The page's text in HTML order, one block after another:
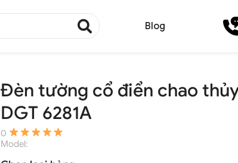
Blog
Đèn tường cổ điển chao
DGT 6281A
0
Model: